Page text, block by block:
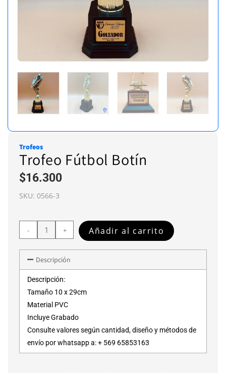
Trofeos
Trofeo Fútbol Botín
$16.300
SKU: 0566-3
- + Añadir al carrito
Descripción
Descripción:
Tamaño 10 x 29cm
Material PVC
Incluye Grabado
Consulte valores según cantidad, diseño y métodos de
envío por whatsapp a: + 569 65853163